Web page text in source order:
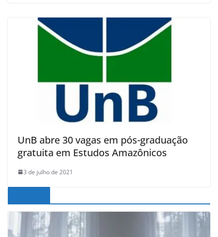
UnB abre 30 vagas em pós-graduação
gratuita em Estudos Amazônicos
3 de julho de 2021